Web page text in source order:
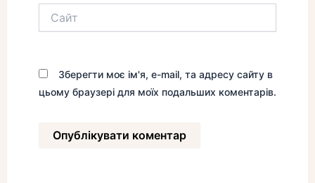
Зберегти моє ім'я, e-mail, та адресу сайту в
цьому браузері для моїх подальших коментарів.